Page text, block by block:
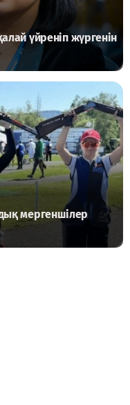
үйреніп жүргенін
мергеншілер